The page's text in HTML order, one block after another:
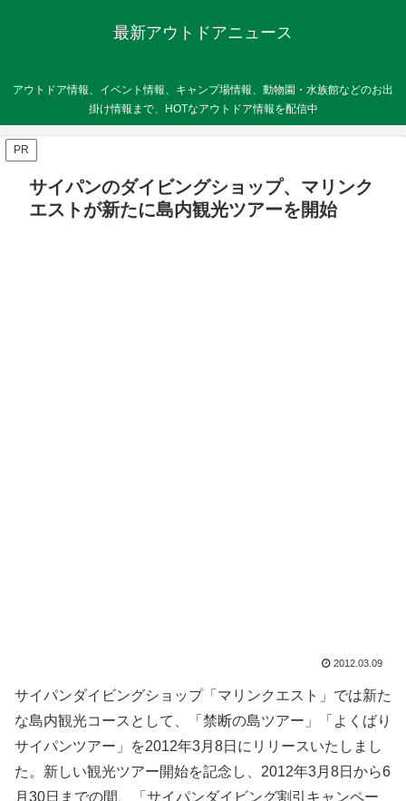
最新アウトドアニュース
アウトドア情報、イベント情報、キャンプ場情報、動物園・水族館などのお出
掛け情報まで、HOTなアウトドア情報を配信中
PR
サイパンのダイビングショップ、マリンク
エストが新たに島内観光ツアーを開始
2012.03.09
サイパンダイビングショップ「マリンクエスト」では新た
な島内観光コースとして、「禁断の島ツアー」「よくばり
サイパンツアー」を2012年3月8日にリリースいたしまし
た。新しい観光ツアー開始を記念し、2012年3月8日から6
月30日までの間、「サイパンダイビング割引キャンペー